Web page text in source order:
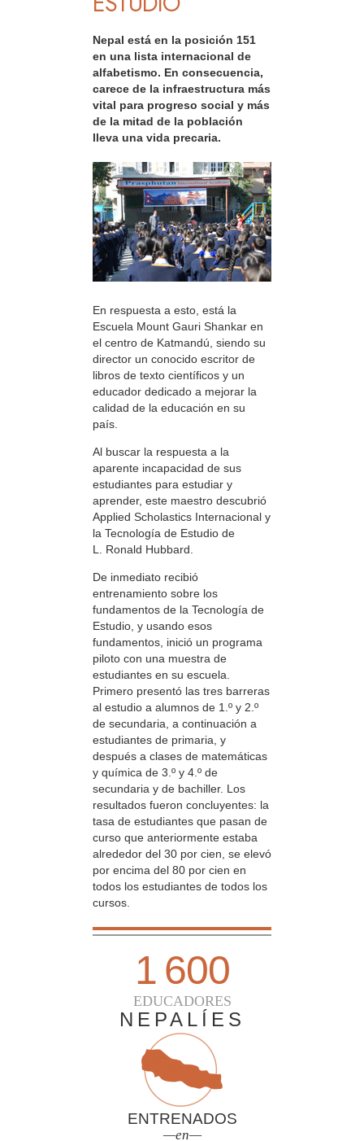
Nepal está en la posición 151
en una lista internacional de
alfabetismo. En consecuencia,
carece de la infraestructura más
vital para progreso social y más
de la mitad de la población
lleva una vida precaria.
En respuesta a esto, está la
Escuela Mount Gauri Shankar en
el centro de Katmandú, siendo su
director un conocido escritor de
libros de texto científicos y un
educador dedicado a mejorar la
calidad de la educación en su
país.
Al buscar la respuesta a la
aparente incapacidad de sus
estudiantes para estudiar y
aprender, este maestro descubrió
Applied Scholastics Internacional y
la Tecnología de Estudio de
L. Ronald Hubbard.
De inmediato recibió
entrenamiento sobre los
fundamentos de la Tecnología de
Estudio, y usando esos
fundamentos, inició un programa
piloto con una muestra de
estudiantes en su escuela.
Primero presentó las tres barreras
al estudio a alumnos de 1.º y 2.º
de secundaria, a continuación a
estudiantes de primaria, y
después a clases de matemáticas
y química de 3.º y 4.º de
secundaria y de bachiller. Los
resultados fueron concluyentes: la
tasa de estudiantes que pasan de
curso que anteriormente estaba
alrededor del 30 por cien, se elevó
por encima del 80 por cien en
todos los estudiantes de todos los
cursos.
1 600
EDUCADORES
NEPALÍES
ENTRENADOS
—en—